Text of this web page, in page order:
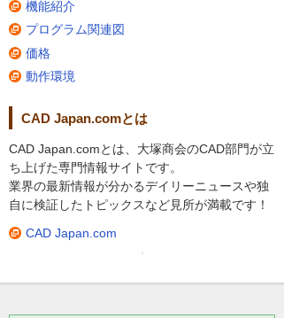
機能紹介
プログラム関連図
価格
動作環境
CAD Japan.comとは
CAD Japan.comとは、大塚商会のCAD部門が立
ち上げた専門情報サイトです。
業界の最新情報が分かるデイリーニュースや独
自に検証したトピックスなど見所が満載です！
CAD Japan.com